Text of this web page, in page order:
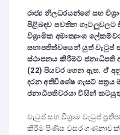
රාජ්‍ය නිලධරයන්ගේ සහ
පිළිබඳව පවතින ගැටලුවලට
විශ්‍රාමික අමාත්‍යාංශ
සහාපතිත්වයෙන් යුත් වැටුප්
ස්ථාපනය කිරීමට ජනාධිපති
(22) පියවර ගෙන ඇත. ඒ
දරන අතිවිශේෂ ගැසට්
ජනාධිපතිවරයා විසින්
වැටුප් සහ විශ්‍රාම වැටුප්
කිරීම පිණිස වසර ගණනාවක්